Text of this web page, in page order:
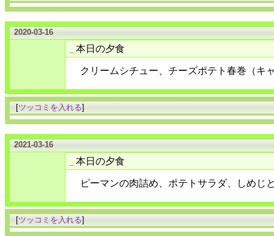
2020-03-16
本日の夕食
クリームシチュー、チーズポテト春巻（キ
[ツッコミを入れる]
2021-03-16
本日の夕食
ピーマンの肉詰め、ポテトサラダ、しめじ
[ツッコミを入れる]